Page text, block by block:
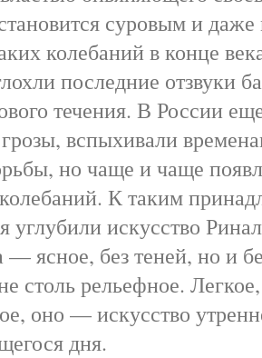
суровым и
колебаний в конце
последние отзвуки
течения. В России
вспыхивали
но чаще и чаще
К таким
углубили искусство
— ясное, без теней, но и
столь рельефное.
оно — искусство
дня.